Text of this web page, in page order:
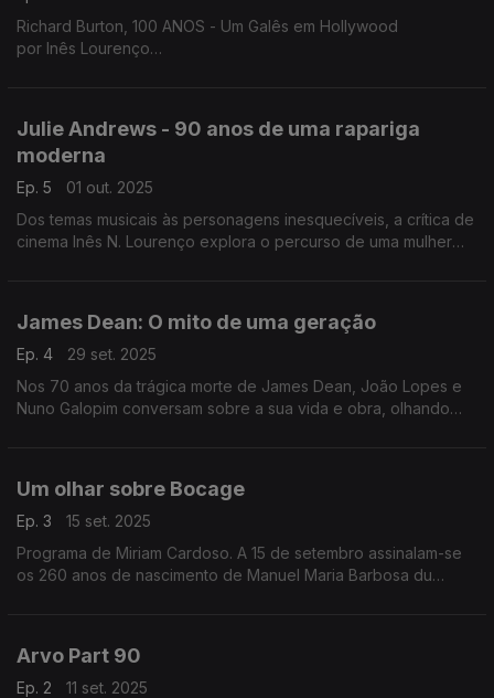
Richard Burton, 100 ANOS - Um Galês em Hollywood
por Inês Lourenço
Taylor e o orgulho da terra natal.
Julie Andrews - 90 anos de uma rapariga
moderna
Ep. 5
01 out. 2025
Dos temas musicais às personagens inesquecíveis, a crítica de
cinema Inês N. Lourenço explora o percurso de uma mulher
James Dean: O mito de uma geração
Ep. 4
29 set. 2025
Nos 70 anos da trágica morte de James Dean, João Lopes e
Nuno Galopim conversam sobre a sua vida e obra, olhando
Um olhar sobre Bocage
Ep. 3
15 set. 2025
Programa de Miriam Cardoso. A 15 de setembro assinalam-se
os 260 anos de nascimento de Manuel Maria Barbosa du
Arvo Part 90
Ep. 2
11 set. 2025